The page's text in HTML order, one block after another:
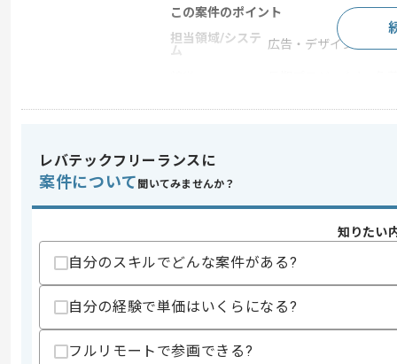
この案件のポイント
担当領域/システ
ム
広告・デザイン・イベ
スキル
・オフラインイベントの企画経験
・英語での実務経験
上記に似た経験やスキルをお持ちであれば申
その他募集要項
商談回数
募集人数
レバテックフリーランスに
案件について 聞いてみませんか？
知りたい
自分のスキルでどんな案件がある?
自分の経験で単価はいくらになる?
フルリモートで参画できる?